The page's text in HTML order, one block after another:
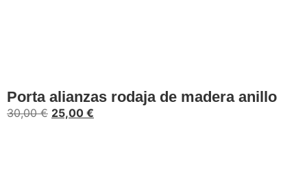
Porta alianzas rodaja de madera anillo
30,00€ 25,00 €